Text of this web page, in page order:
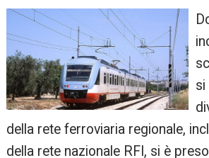
si
della rete ferroviaria regionale,
della rete nazionale RFI, si è